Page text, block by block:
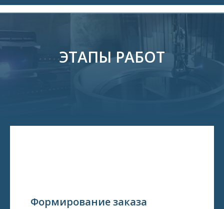
ЭТАПЫ РАБОТ
Формирование заказа